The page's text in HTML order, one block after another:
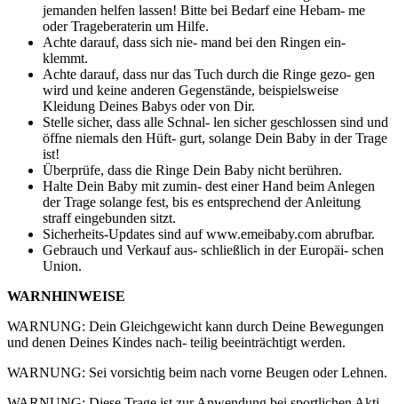
jemanden helfen lassen! Bitte bei Bedarf eine Hebam- me
oder Trageberaterin um Hilfe.
Achte darauf, dass sich nie- mand bei den Ringen ein-
klemmt.
Achte darauf, dass nur das Tuch durch die Ringe gezo- gen
wird und keine anderen Gegenstände, beispielsweise
Kleidung Deines Babys oder von Dir.
Stelle sicher, dass alle Schnal- len sicher geschlossen sind und
öffne niemals den Hüft- gurt, solange Dein Baby in der Trage
ist!
Überprüfe, dass die Ringe Dein Baby nicht berühren.
Halte Dein Baby mit zumin- dest einer Hand beim Anlegen
der Trage solange fest, bis es entsprechend der Anleitung
straff eingebunden sitzt.
Sicherheits-Updates sind auf www.emeibaby.com abrufbar.
Gebrauch und Verkauf aus- schließlich in der Europäi- schen
Union.
WARNHINWEISE
WARNUNG: Dein Gleichgewicht kann durch Deine Bewegungen
und denen Deines Kindes nach- teilig beeinträchtigt werden.
WARNUNG: Sei vorsichtig beim nach vorne Beugen oder Lehnen.